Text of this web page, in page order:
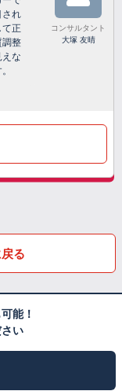
され
正
調整
な
コンサルタント
大塚 友晴
る
能！
い